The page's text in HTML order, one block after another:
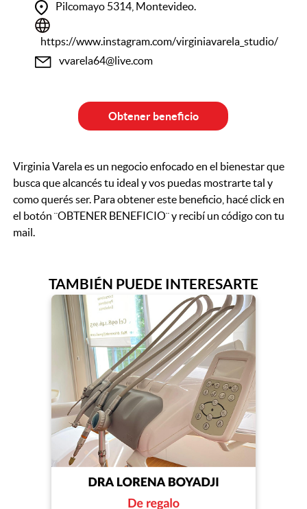
Pilcomayo 5314, Montevideo.
https://www.instagram.com/virginiavarela_studio/
vvarela64@live.com
Obtener beneficio
Virginia Varela es un negocio enfocado en el bienestar que
busca que alcancés tu ideal y vos puedas mostrarte tal y
como querés ser. Para obtener este beneficio, hacé click en
el botón ¨OBTENER BENEFICIO¨ y recibí un código con tu
mail.
TAMBIÉN PUEDE INTERESARTE